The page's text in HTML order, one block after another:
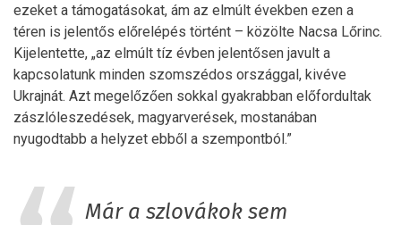
ezeket a támogatásokat, ám az elmúlt években ezen a
téren is jelentős előrelépés történt – közölte Nacsa Lőrinc.
Kijelentette, „az elmúlt tíz évben jelentősen javult a
kapcsolatunk minden szomszédos országgal, kivéve
Ukrajnát. Azt megelőzően sokkal gyakrabban előfordultak
zászlóleszedések, magyarverések, mostanában
nyugodtabb a helyzet ebből a szempontból.”
Már a szlovákok sem